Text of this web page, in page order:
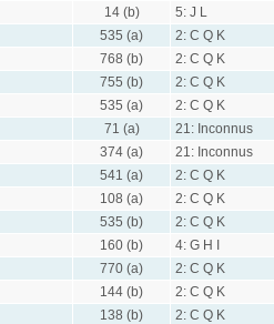
14 (b)
5: J L
535 (a)
2: C Q K
768 (b)
2: C Q K
755 (b)
2: C Q K
535 (a)
2: C Q K
71 (a)
21: Inconnus
374 (a)
21: Inconnus
541 (a)
2: C Q K
108 (a)
2: C Q K
535 (b)
2: C Q K
160 (b)
4: G H I
770 (a)
2: C Q K
144 (b)
2: C Q K
138 (b)
2: C Q K